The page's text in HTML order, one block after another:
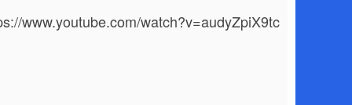
www.youtube.com/watch?v=audyZpiX9tc